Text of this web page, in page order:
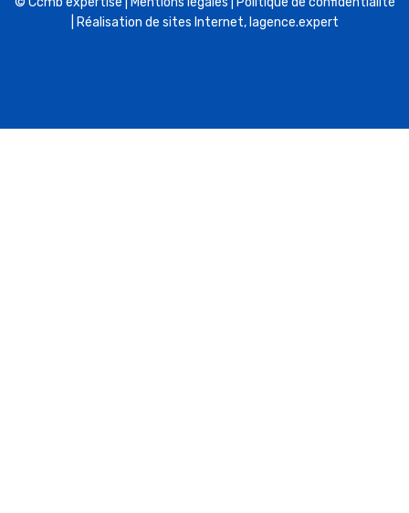
| Réalisation de sites Internet, lagence.expert